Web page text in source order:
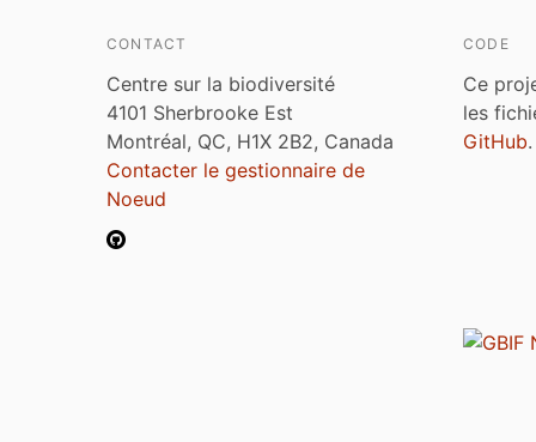
CONTACT
Centre sur la biodiversité
4101 Sherbrooke Est
Montréal, QC, H1X 2B2, Canada
Contacter le gestionnaire de
Noeud
CODE
Ce
les
GitHub.